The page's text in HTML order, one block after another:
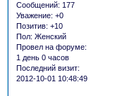
Сообщений: 177
Уважение: +0
Позитив: +10
Пол: Женский
Провел на форуме:
1 день 0 часов
Последний визит:
2012-10-01 10:48:49